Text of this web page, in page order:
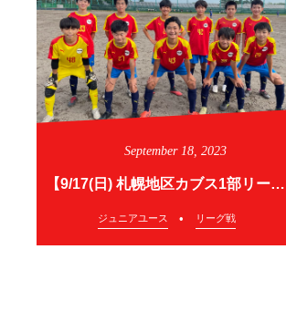
September 18,2023
【9/17(日) 札幌地区カブス1部リーグ 最終節】
ジュニアユース リーグ戦